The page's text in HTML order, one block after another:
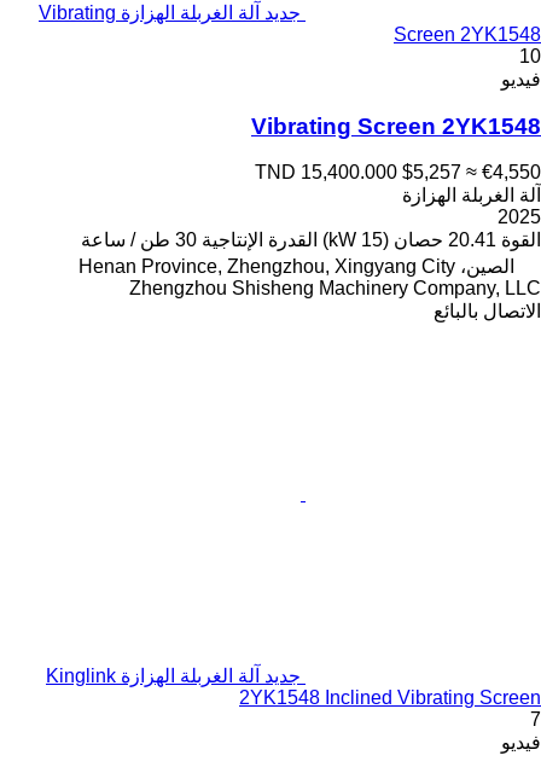
جديد آلة الغربلة الهزازة Vibrating
Screen 2YK1548
10
فيديو
Vibrating Screen 2YK1548
TND 15,400.000 $5,257 ≈ €4,550
آلة الغربلة الهزازة
2025
القوة 20.41 حصان (15 kW) القدرة الإنتاجية 30 طن / ساعة
الصين، Henan Province, Zhengzhou, Xingyang City
Zhengzhou Shisheng Machinery Company, LLC
الاتصال بالبائع
جديد آلة الغربلة الهزازة Kinglink
2YK1548 Inclined Vibrating Screen
7
فيديو